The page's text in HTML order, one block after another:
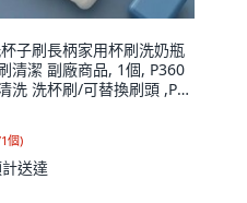
子刷長柄家用杯刷洗奶瓶
清潔 副廠商品, 1個, P360
洗 洗杯刷/可替換刷頭 ,P進
個軟綿刷頭 替換專用w
個)
送達